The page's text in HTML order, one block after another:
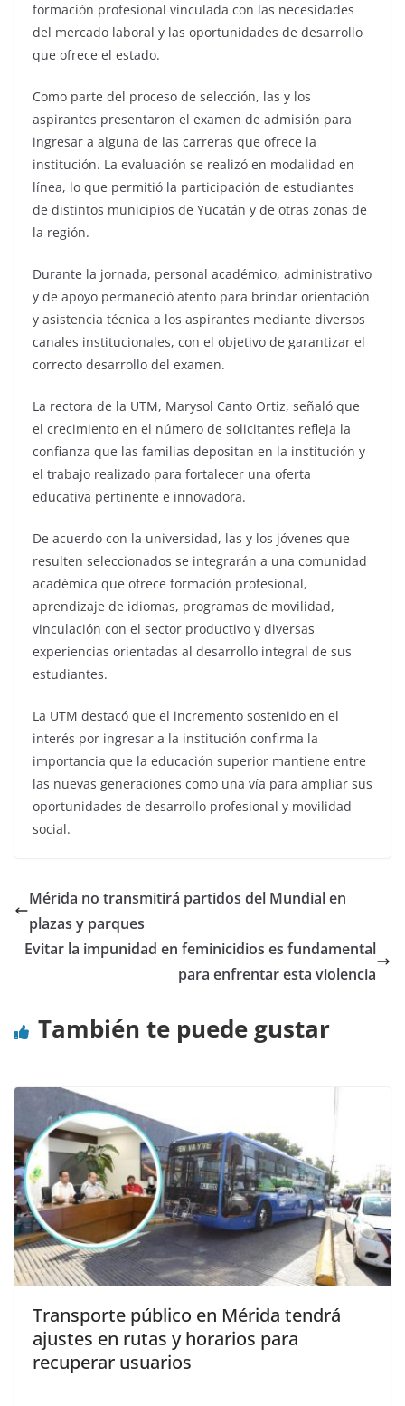
formación profesional vinculada con las necesidades
del mercado laboral y las oportunidades de desarrollo
que ofrece el estado.
Como parte del proceso de selección, las y los
aspirantes presentaron el examen de admisión para
ingresar a alguna de las carreras que ofrece la
institución. La evaluación se realizó en modalidad en
línea, lo que permitió la participación de estudiantes
de distintos municipios de Yucatán y de otras zonas de
la región.
Durante la jornada, personal académico, administrativo
y de apoyo permaneció atento para brindar orientación
y asistencia técnica a los aspirantes mediante diversos
canales institucionales, con el objetivo de garantizar el
correcto desarrollo del examen.
La rectora de la UTM, Marysol Canto Ortiz, señaló que
el crecimiento en el número de solicitantes refleja la
confianza que las familias depositan en la institución y
el trabajo realizado para fortalecer una oferta
educativa pertinente e innovadora.
De acuerdo con la universidad, las y los jóvenes que
resulten seleccionados se integrarán a una comunidad
académica que ofrece formación profesional,
aprendizaje de idiomas, programas de movilidad,
vinculación con el sector productivo y diversas
experiencias orientadas al desarrollo integral de sus
estudiantes.
La UTM destacó que el incremento sostenido en el
interés por ingresar a la institución confirma la
importancia que la educación superior mantiene entre
las nuevas generaciones como una vía para ampliar sus
oportunidades de desarrollo profesional y movilidad
social.
Mérida no transmitirá partidos del Mundial en
plazas y parques
Evitar la impunidad en feminicidios es fundamental
para enfrentar esta violencia
También te puede gustar
Transporte público en Mérida tendrá
ajustes en rutas y horarios para
recuperar usuarios